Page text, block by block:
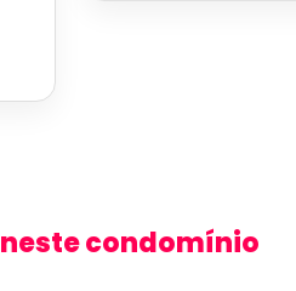
neste condomínio